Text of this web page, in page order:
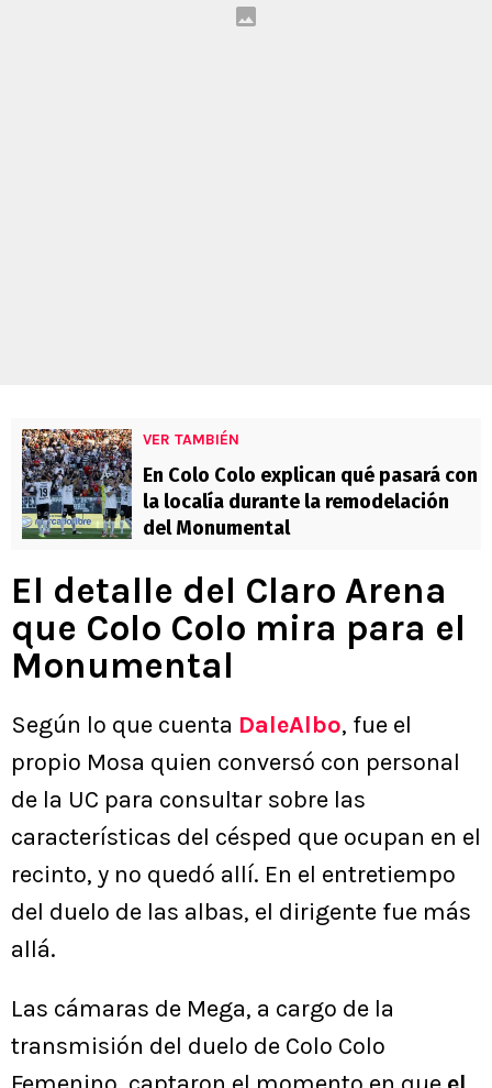
VER TAMBIÉN
En Colo Colo explican qué pasará con
la localía durante la remodelación
del Monumental
El detalle del Claro Arena
que Colo Colo mira para el
Monumental
Según lo que cuenta DaleAlbo, fue el
propio Mosa quien conversó con personal
de la UC para consultar sobre las
características del césped que ocupan en el
recinto, y no quedó allí. En el entretiempo
del duelo de las albas, el dirigente fue más
allá.
Las cámaras de Mega, a cargo de la
transmisión del duelo de Colo Colo